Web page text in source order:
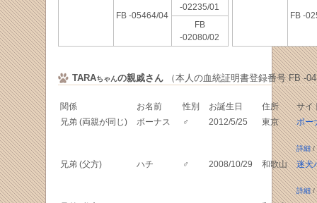
FB -05464/04
-02235/01
FB
-02080/02
FB -
TARAちゃんの親戚さん（本人の血統証明書登録番号 FB -
関係 お名前 性別 お誕生日 住所
サイ
兄弟 (両親が同じ)
ボーナス ♂ 2012/5/25 東京 ボー
詳細/
兄弟 (父方) ハチ ♂ 2008/10/29 和歌山 迷犬
詳細/